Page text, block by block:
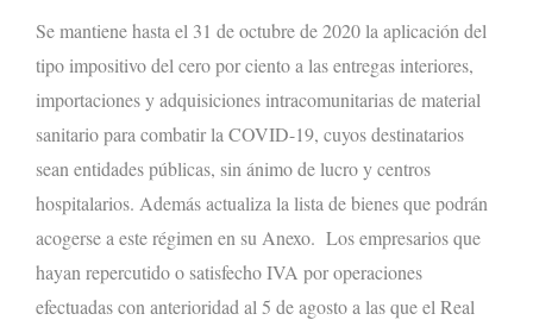
Se mantiene hasta el 31 de octubre de 2020 la aplicación del
tipo impositivo del cero por ciento a las entregas interiores,
importaciones y adquisiciones intracomunitarias de material
sanitario para combatir la COVID-19, cuyos destinatarios
sean entidades públicas, sin ánimo de lucro y centros
hospitalarios. Además actualiza la lista de bienes que podrán
acogerse a este régimen en su Anexo. Los empresarios que
hayan repercutido o satisfecho IVA por operaciones
efectuadas con anterioridad al 5 de agosto a las que el Real